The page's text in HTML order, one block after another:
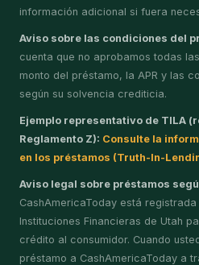
información adicional si fuera
Aviso sobre las condiciones del
cuenta que no aprobamos todas
monto del préstamo, la APR y las
según su solvencia crediticia.
Ejemplo representativo de TILA
Reglamento Z): Consulte la
en los préstamos (Truth-In-
Aviso legal sobre préstamos
CashAmericaToday está
Instituciones Financieras de Utah
crédito al consumidor. Cuando
préstamo a CashAmericaToday a